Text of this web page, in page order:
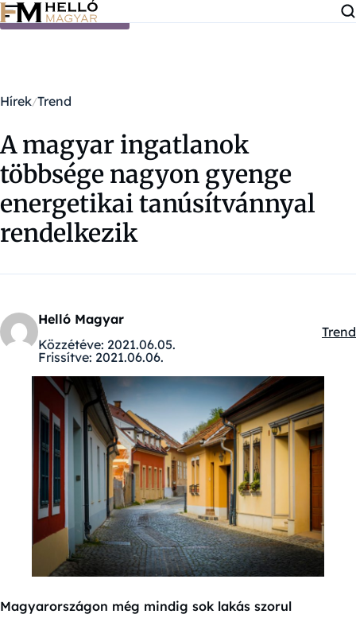
Ugrás a tartalomra
Hírek Trend
A magyar ingatlanok
többsége nagyon gyenge
energetikai tanúsítvánnyal
rendelkezik
Helló Magyar
Közzétéve: 2021.06.05.
Frissítve: 2021.06.06.
Trend
Magyarországon még mindig sok lakás szorul